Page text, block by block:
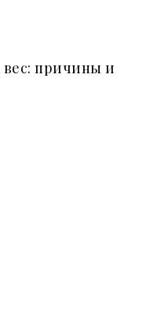
причины и